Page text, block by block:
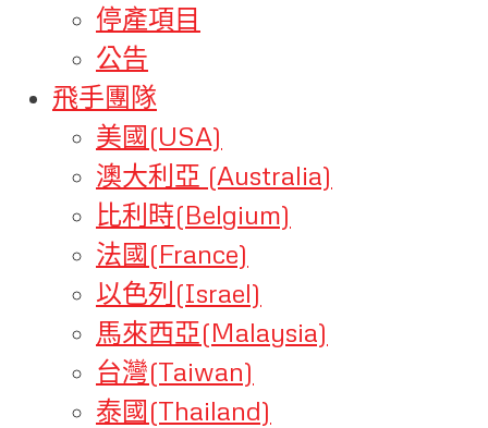
停產項目
公告
飛手團隊
美國(USA)
澳大利亞 (Australia)
比利時(Belgium)
法國(France)
以色列(Israel)
馬來西亞(Malaysia)
台灣(Taiwan)
泰國(Thailand)